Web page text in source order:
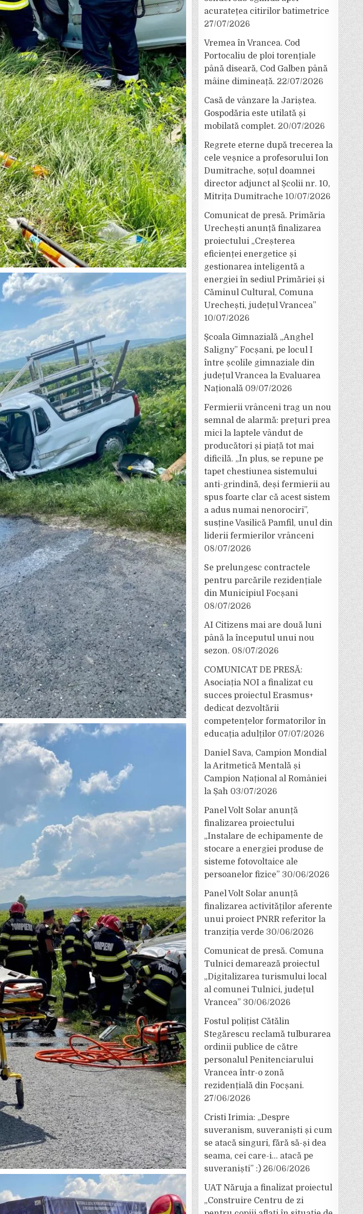
acuratețea citirilor batimetrice
27/07/2026
Vremea în Vrancea. Cod
Portocaliu de ploi torențiale
până diseară, Cod Galben până
mâine dimineață. 22/07/2026
Casă de vânzare la Jariștea.
Gospodăria este utilată și
mobilată complet. 20/07/2026
Regrete eterne după trecerea la
cele veșnice a profesorului Ion
Dumitrache, soțul doamnei
director adjunct al Școlii nr. 10,
Mitrița Dumitrache 10/07/2026
Comunicat de presă. Primăria
Urechești anunță finalizarea
proiectului „Creșterea
eficienței energetice și
gestionarea inteligentă a
energiei în sediul Primăriei și
Căminul Cultural, Comuna
Urechești, județul Vrancea”
10/07/2026
Școala Gimnazială „Anghel
Saligny” Focșani, pe locul I
între școlile gimnaziale din
județul Vrancea la Evaluarea
Națională 09/07/2026
Fermierii vrânceni trag un nou
semnal de alarmă: prețuri prea
mici la laptele vândut de
producători și piață tot mai
dificilă. „În plus, se repune pe
tapet chestiunea sistemului
anti-grindină, deși fermierii au
spus foarte clar că acest sistem
a adus numai nenorociri”,
susține Vasilică Pamfil, unul din
liderii fermierilor vrânceni
08/07/2026
Se prelungesc contractele
pentru parcările rezidențiale
din Municipiul Focșani
08/07/2026
AI Citizens mai are două luni
până la începutul unui nou
sezon. 08/07/2026
COMUNICAT DE PRESĂ:
Asociația NOI a finalizat cu
succes proiectul Erasmus+
dedicat dezvoltării
competențelor formatorilor în
educația adulților 07/07/2026
Daniel Sava, Campion Mondial
la Aritmetică Mentală și
Campion Național al României
la Șah 03/07/2026
Panel Volt Solar anunță
finalizarea proiectului
„Instalare de echipamente de
stocare a energiei produse de
sisteme fotovoltaice ale
persoanelor fizice” 30/06/2026
Panel Volt Solar anunță
finalizarea activităților aferente
unui proiect PNRR referitor la
tranziția verde 30/06/2026
Comunicat de presă. Comuna
Tulnici demarează proiectul
„Digitalizarea turismului local
al comunei Tulnici, județul
Vrancea” 30/06/2026
Fostul polițist Cătălin
Stegărescu reclamă tulburarea
ordinii publice de către
personalul Penitenciarului
Vrancea într-o zonă
rezidențială din Focșani.
27/06/2026
Cristi Irimia: „Despre
suveranism, suveraniști și cum
se atacă singuri, fără să-și dea
seama, cei care-i… atacă pe
suveraniști” :) 26/06/2026
UAT Năruja a finalizat proiectul
„Construire Centru de zi